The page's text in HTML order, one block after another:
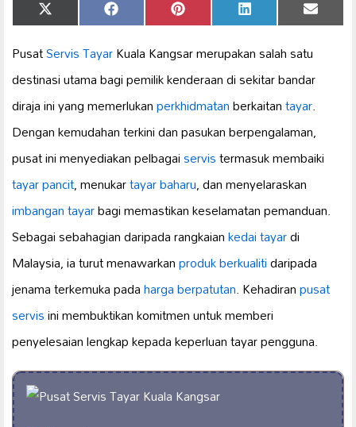
Share
on
X
(Twitter)
Share
on
Facebook Share
on
Pinterest Share
on
LinkedIn Share
on
Email
PusatServis TayarKuala Kangsar merupakan salah satu
destinasi utama bagi pemilik kenderaan di sekitar bandar
diraja ini yang memerlukanperkhidmatanberkaitantayar.
Dengan kemudahan terkini dan pasukan berpengalaman,
pusat ini menyediakan pelbagaiservistermasuk membaiki
tayar pancit, menukartayar baharu, dan menyelaraskan
imbangan tayarbagi memastikan keselamatan pemanduan.
Sebagai sebahagian daripada rangkaiankedai tayardi
Malaysia, ia turut menawarkanproduk berkualitidaripada
jenama terkemuka padaharga berpatutan. Kehadiranpusat
servisini membuktikan komitmen untuk memberi
penyelesaian lengkap kepada keperluan tayar pengguna.